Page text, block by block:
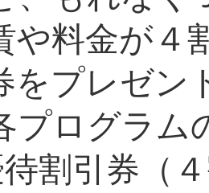
や料金が４
をプレゼン
プログラム
割引券（